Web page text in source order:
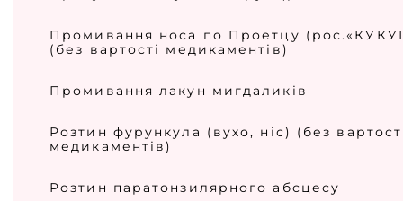
Промивання носа по Проетцу
(без вартості медикаментів)
Промивання лакун мигдаликів
Розтин фурункула (вухо, ніс) (без
медикаментів)
Розтин паратонзилярного абсцесу